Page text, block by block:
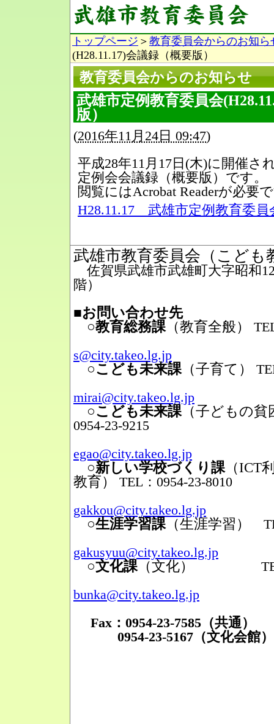
トップページ ＞ 教育委員会からのお知ら
(H28.11.17)会議録（概要版）
教育委員会からのお知らせ
武雄市定例教育委員会
版）
(2016年11月24日 09:47)
平成28年11月17日(木)に開催さ
定例会会議録（概要版）です。
閲覧にはAcrobat Readerが必要
H28.11.17 武雄市定例教育委員
武雄市教育委員会（こども
佐賀県武雄市武雄町大字昭和
階）
■お問い合わせ先
○教育総務課（教育全般）
s@city.takeo.lg.jp
○こども未来課（子育て）
mirai@city.takeo.lg.jp
○こども未来課（子どもの貧
0954-23-9215
egao@city.takeo.lg.jp
○新しい学校づくり課（ICT
教育）
TEL：0954-23-8010
gakkou@city.takeo.lg.jp
○生涯学習課（生涯学習）
gakusyuu@city.takeo.lg.jp
○文化課（文化）
TEL：
bunka@city.takeo.lg.jp
Fax：0954-23-7585（共通）
0954-23-5167（文化会館）